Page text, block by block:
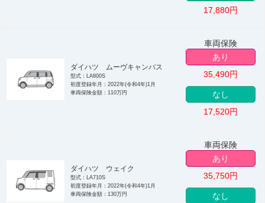
17,880円
ダイハツ ムーヴキャンバス
型式：LA800S
初度登録年月：2022年(令和4年)1月
車両保険金額：110万円
車両保険
あり
35,490円
なし
17,520円
ダイハツ ウェイク
型式：LA710S
初度登録年月：2022年(令和4年)1月
車両保険金額：130万円
車両保険
あり
35,750円
なし